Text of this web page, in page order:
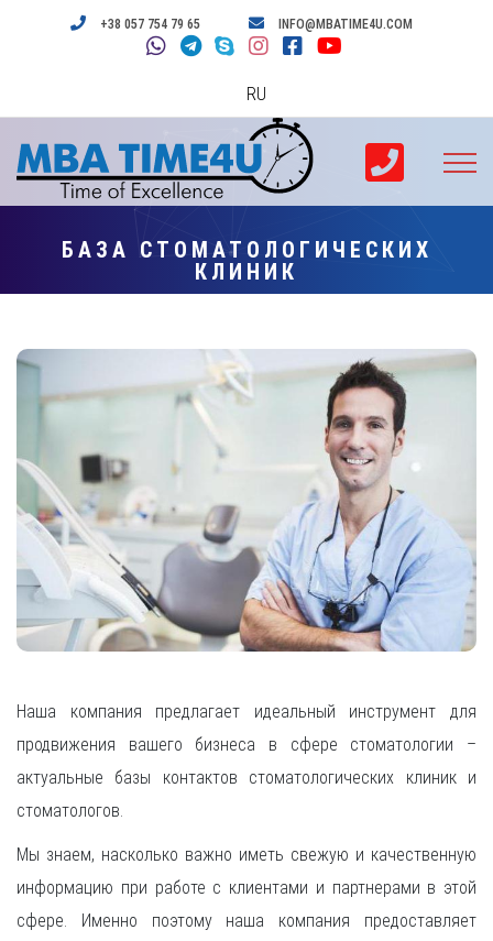
+38 057 754 79 65 INFO@MBATIME4U.COM
RU
БАЗА СТОМАТОЛОГИЧЕСКИХ
КЛИНИК
Наша компания предлагает идеальный инструмент для
продвижения вашего бизнеса в сфере стоматологии –
актуальные базы контактов стоматологических клиник и
стоматологов.
Мы знаем, насколько важно иметь свежую и качественную
информацию при работе с клиентами и партнерами в этой
сфере. Именно поэтому наша компания предоставляет